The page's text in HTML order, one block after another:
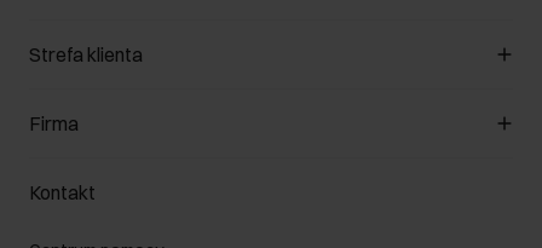
Zarządzaj cookies
Formy płatności
Jak dokonać zwrotu?
Strefa klienta
Klub Klienta
Zwróć produkty
Firma
O nas
Salony
Kontakt